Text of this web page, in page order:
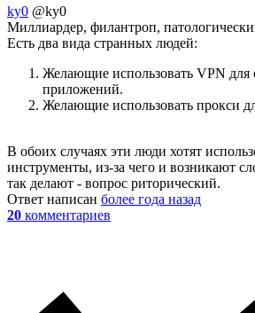
ky0 @ky0
Миллиардер, филантроп,
Есть два вида странных людей:
Желающие использовать VPN для
приложений.
Желающие использовать прокси
В обоих случаях эти люди хотят
инструменты, из-за чего и возникают
так делают - вопрос риторический.
Ответ написан более года назад
20 комментариев